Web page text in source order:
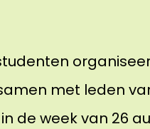
met leden
in de week van 26